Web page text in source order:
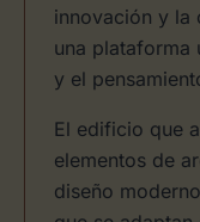
innovación y la
una plataforma
y el
El edificio que
elementos de
diseño